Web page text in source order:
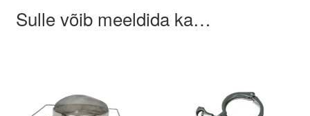
Sulle võib meeldida ka…